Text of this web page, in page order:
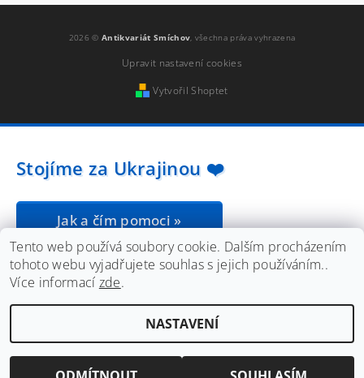
2026 ©Antikvariát Smíchov , všechna práva vyhrazena
Upravit nastavení cookies
Vytvořil Shoptet
Tento web používá soubory cookie. Dalším procházením
tohoto webu vyjadřujete souhlas s jejich používáním..
Více informací zde.
NASTAVENÍ
Stojíme za Ukrajinou ❤️
Jak a čím pomoci »